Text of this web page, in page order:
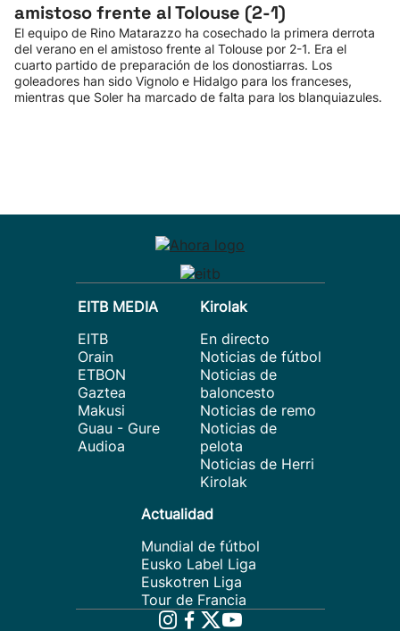
amistoso frente al Tolouse (2-1)
El equipo de Rino Matarazzo ha cosechado la primera derrota
del verano en el amistoso frente al Tolouse por 2-1. Era el
cuarto partido de preparación de los donostiarras. Los
goleadores han sido Vignolo e Hidalgo para los franceses,
mientras que Soler ha marcado de falta para los blanquiazules.
EITB MEDIA
EITB
Orain
ETBON
Gaztea
Makusi
Guau - Gure
Audioa
Kirolak
En directo
Noticias de fútbol
Noticias de
baloncesto
Noticias de remo
Noticias de
pelota
Noticias de Herri
Kirolak
Actualidad
Mundial de fútbol
Eusko Label Liga
Euskotren Liga
Tour de Francia